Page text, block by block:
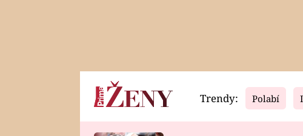
Horoskopy Video
Trendy: Polabí